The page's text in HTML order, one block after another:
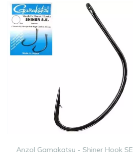
Anzol Gamakatsu - Shiner Hook SE